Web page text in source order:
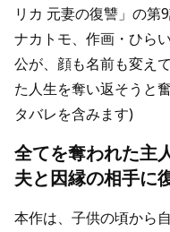
リカ 元妻の復讐」の
ナカトモ、作画・ひら
公が、顔も名前も変え
た人生を奪い返そうと
タバレを含みます)
全てを奪われた主
夫と因縁の相手に
本作は、 子供の頃から